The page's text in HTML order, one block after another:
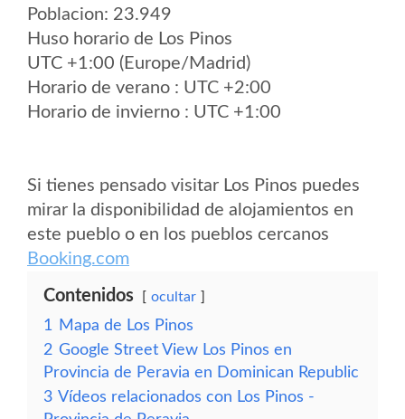
Poblacion: 23.949
Huso horario de Los Pinos
UTC +1:00 (Europe/Madrid)
Horario de verano : UTC +2:00
Horario de invierno : UTC +1:00
Si tienes pensado visitar Los Pinos puedes
mirar la disponibilidad de alojamientos en
este pueblo o en los pueblos cercanos
Booking.com
Contenidos ocultar
1
Mapa de Los Pinos
2 Google Street View Los Pinos en
Provincia de Peravia en Dominican Republic
3 Vídeos relacionados con Los Pinos -